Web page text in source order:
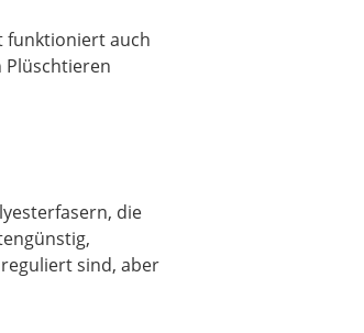
funktioniert auch
die
sind, aber